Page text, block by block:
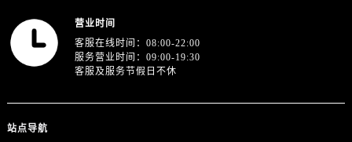
营业时间
客服在线时间：08:00-22:00
服务营业时间：09:00-19:30
客服及服务节假日不休
站点导航